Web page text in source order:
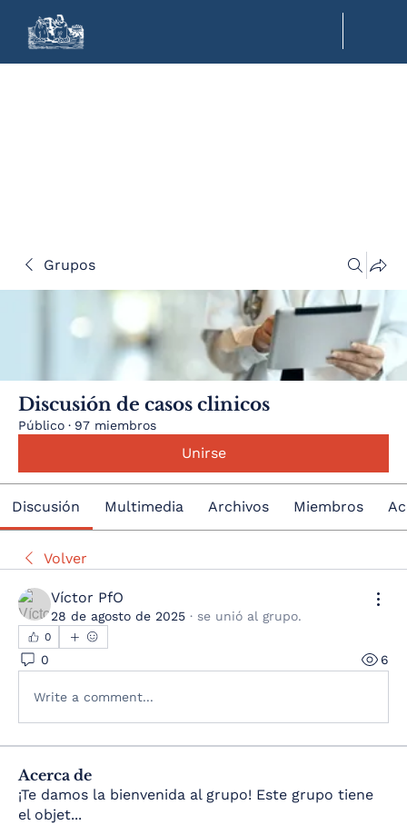
Grupos
Discusión de casos clinicos
Público · 97 miembros
Unirse
Discusión Multimedia Archivos Miembros
Volver
Víctor PfO
28 de agosto de 2025 · se unió al grupo.
0
0 6
Write a comment...
Acerca de
¡Te damos la bienvenida al grupo! Este grupo tiene
el objet...